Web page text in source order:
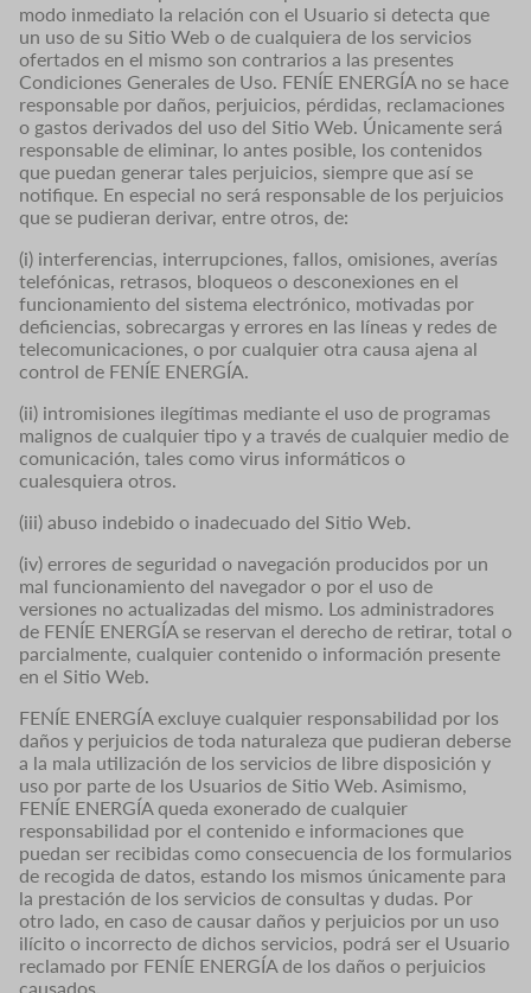
modo inmediato la relación con el Usuario si detecta que
un uso de su Sitio Web o de cualquiera de los servicios
ofertados en el mismo son contrarios a las presentes
Condiciones Generales de Uso. FENÍE ENERGÍA no se hace
responsable por daños, perjuicios, pérdidas, reclamaciones
o gastos derivados del uso del Sitio Web. Únicamente será
responsable de eliminar, lo antes posible, los contenidos
que puedan generar tales perjuicios, siempre que así se
notifique. En especial no será responsable de los perjuicios
que se pudieran derivar, entre otros, de:
(i) interferencias, interrupciones, fallos, omisiones, averías
telefónicas, retrasos, bloqueos o desconexiones en el
funcionamiento del sistema electrónico, motivadas por
deficiencias, sobrecargas y errores en las líneas y redes de
telecomunicaciones, o por cualquier otra causa ajena al
control de FENÍE ENERGÍA.
(ii) intromisiones ilegítimas mediante el uso de programas
malignos de cualquier tipo y a través de cualquier medio de
comunicación, tales como virus informáticos o
cualesquiera otros.
(iii) abuso indebido o inadecuado del Sitio Web.
(iv) errores de seguridad o navegación producidos por un
mal funcionamiento del navegador o por el uso de
versiones no actualizadas del mismo. Los administradores
de FENÍE ENERGÍA se reservan el derecho de retirar, total o
parcialmente, cualquier contenido o información presente
en el Sitio Web.
FENÍE ENERGÍA excluye cualquier responsabilidad por los
daños y perjuicios de toda naturaleza que pudieran deberse
a la mala utilización de los servicios de libre disposición y
uso por parte de los Usuarios de Sitio Web. Asimismo,
FENÍE ENERGÍA queda exonerado de cualquier
responsabilidad por el contenido e informaciones que
puedan ser recibidas como consecuencia de los formularios
de recogida de datos, estando los mismos únicamente para
la prestación de los servicios de consultas y dudas. Por
otro lado, en caso de causar daños y perjuicios por un uso
ilícito o incorrecto de dichos servicios, podrá ser el Usuario
reclamado por FENÍE ENERGÍA de los daños o perjuicios
causados.